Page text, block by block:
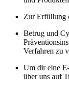
Zur Erfüllung
Betrug und
Verfahren zu
Um dir eine
über uns auf